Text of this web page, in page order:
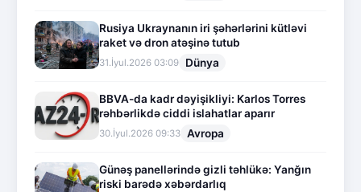
Rusiya Ukraynanın iri şəhərlərini kütləvi
raket və dron atəşinə tutub
31.İyul.2026 03:09 Dünya
BBVA-da kadr dəyişikliyi: Karlos Torres
rəhbərlikdə ciddi islahatlar aparır
30.İyul.2026 09:33 Avropa
Günəş panellərində gizli təhlükə: Yanğın
riski barədə xəbərdarlıq